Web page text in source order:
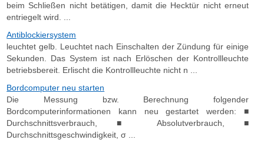
beim Schließen nicht betätigen, damit die Hecktür nicht erneut
entriegelt wird. ...
Antiblockiersystem
leuchtet gelb. Leuchtet nach Einschalten der Zündung für einige
Sekunden. Das System ist nach Erlöschen der Kontrollleuchte
betriebsbereit. Erlischt die Kontrollleuchte nicht n ...
Bordcomputer neu starten
Die Messung bzw. Berechnung folgender
Bordcomputerinformationen kann neu gestartet werden: ■
Durchschnittsverbrauch, ■ Absolutverbrauch, ■
Durchschnittsgeschwindigkeit, σ ...